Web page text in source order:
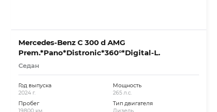
Mercedes-Benz C 300 d AMG
Prem.*Pano*Distronic*360°*Digital-L.
Седан
Год выпуска
2024 г.
Пробег
19800 км.
Мощность
265 л.с.
Тип двигателя
Дизель